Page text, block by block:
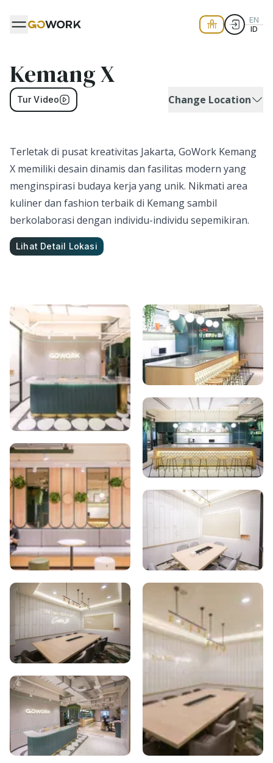
EN
ID
Kemang X
Tur Video Change Location
Terletak di pusat kreativitas Jakarta, GoWork Kemang
X memiliki desain dinamis dan fasilitas modern yang
menginspirasi budaya kerja yang unik. Nikmati area
kuliner dan fashion terbaik di Kemang sambil
berkolaborasi dengan individu-individu sepemikiran.
Lihat Detail Lokasi